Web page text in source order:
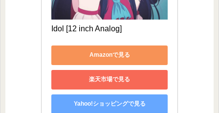
Idol [12 inch Analog]
Amazonで見る
楽天市場で見る
Yahoo!ショッピングで見る